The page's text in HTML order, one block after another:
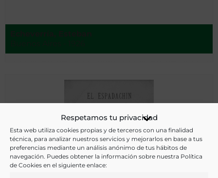
Respetamos tu privacidad
Esta web utiliza cookies propias y de terceros con una finalidad
técnica, para analizar nuestros servicios y mejorarlos en base a tus
preferencias mediante un análisis anónimo de tus hábitos de
navegación. Puedes obtener la información sobre nuestra Política
de Cookies en el siguiente enlace: